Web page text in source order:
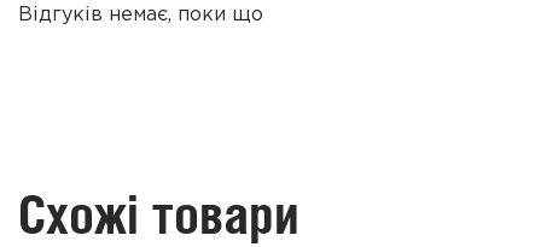
Відгуків немає, поки що
Схожі товари